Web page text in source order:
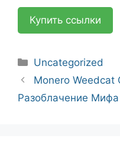
Купить ссылки
Categories
Uncategorized
Post
navigation
Monero
Разоблачение